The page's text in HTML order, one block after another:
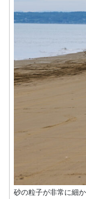
砂の粒子が非常に細